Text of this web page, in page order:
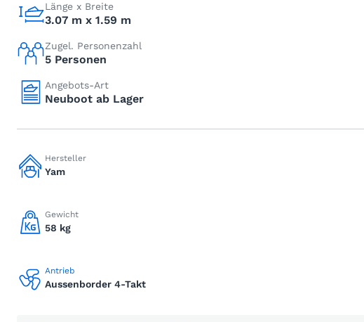
Länge x Breite
3.07 m x 1.59 m
Zugel. Personenzahl
5 Personen
Angebots-Art
Neuboot ab Lager
Hersteller
Yam
Gewicht
58 kg
Antrieb
Aussenborder 4-Takt